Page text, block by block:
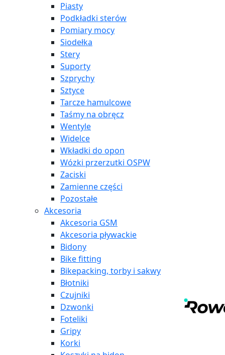
Piasty
Podkładki sterów
Pomiary mocy
Siodełka
Stery
Suporty
Szprychy
Sztyce
Tarcze hamulcowe
Taśmy na obręcz
Wentyle
Widelce
Wkładki do opon
Wózki przerzutki OSPW
Zaciski
Zamienne części
Pozostałe
Akcesoria
Akcesoria GSM
Akcesoria pływackie
Bidony
Bike fitting
Bikepacking, torby i sakwy
Błotniki
Czujniki
Dzwonki
Foteliki
Gripy
Korki